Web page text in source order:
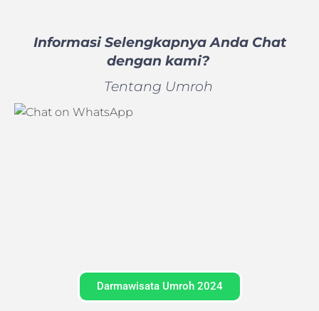
Informasi Selengkapnya Anda Chat
dengan kami?
Tentang Umroh
Darmawisata Umroh 2024